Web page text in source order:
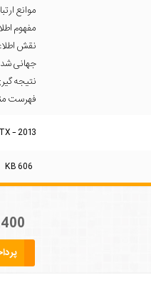
موانع
مفهوم
نقش
جهانی
نتیجه
فهرست
- 2013
606 KB
2,400